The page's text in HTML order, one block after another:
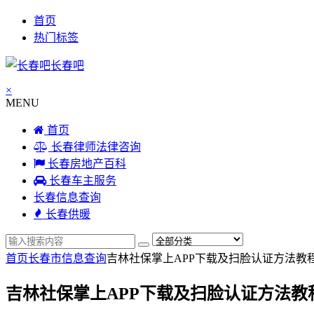
首页
热门标签
长春吧
×
MENU
首页
长春律师法律咨询
长春房地产百科
长春车主服务
长春信息查询
长春供暖
首页长春市信息查询吉林社保掌上APP下载及扫脸认证方法教
吉林社保掌上APP下载及扫脸认证方法教